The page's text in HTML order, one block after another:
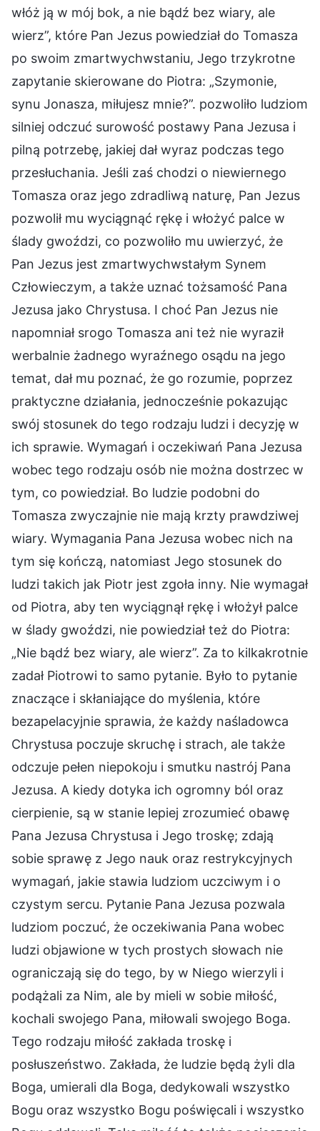
włóż ją w mój bok, a nie bądź bez wiary, ale
wierz”, które Pan Jezus powiedział do Tomasza
po swoim zmartwychwstaniu, Jego trzykrotne
zapytanie skierowane do Piotra: „Szymonie,
synu Jonasza, miłujesz mnie?”. pozwoliło ludziom
silniej odczuć surowość postawy Pana Jezusa i
pilną potrzebę, jakiej dał wyraz podczas tego
przesłuchania. Jeśli zaś chodzi o niewiernego
Tomasza oraz jego zdradliwą naturę, Pan Jezus
pozwolił mu wyciągnąć rękę i włożyć palce w
ślady gwoździ, co pozwoliło mu uwierzyć, że
Pan Jezus jest zmartwychwstałym Synem
Człowieczym, a także uznać tożsamość Pana
Jezusa jako Chrystusa. I choć Pan Jezus nie
napomniał srogo Tomasza ani też nie wyraził
werbalnie żadnego wyraźnego osądu na jego
temat, dał mu poznać, że go rozumie, poprzez
praktyczne działania, jednocześnie pokazując
swój stosunek do tego rodzaju ludzi i decyzję w
ich sprawie. Wymagań i oczekiwań Pana Jezusa
wobec tego rodzaju osób nie można dostrzec w
tym, co powiedział. Bo ludzie podobni do
Tomasza zwyczajnie nie mają krzty prawdziwej
wiary. Wymagania Pana Jezusa wobec nich na
tym się kończą, natomiast Jego stosunek do
ludzi takich jak Piotr jest zgoła inny. Nie wymagał
od Piotra, aby ten wyciągnął rękę i włożył palce
w ślady gwoździ, nie powiedział też do Piotra:
„Nie bądź bez wiary, ale wierz”. Za to kilkakrotnie
zadał Piotrowi to samo pytanie. Było to pytanie
znaczące i skłaniające do myślenia, które
bezapelacyjnie sprawia, że każdy naśladowca
Chrystusa poczuje skruchę i strach, ale także
odczuje pełen niepokoju i smutku nastrój Pana
Jezusa. A kiedy dotyka ich ogromny ból oraz
cierpienie, są w stanie lepiej zrozumieć obawę
Pana Jezusa Chrystusa i Jego troskę; zdają
sobie sprawę z Jego nauk oraz restrykcyjnych
wymagań, jakie stawia ludziom uczciwym i o
czystym sercu. Pytanie Pana Jezusa pozwala
ludziom poczuć, że oczekiwania Pana wobec
ludzi objawione w tych prostych słowach nie
ograniczają się do tego, by w Niego wierzyli i
podążali za Nim, ale by mieli w sobie miłość,
kochali swojego Pana, miłowali swojego Boga.
Tego rodzaju miłość zakłada troskę i
posłuszeństwo. Zakłada, że ludzie będą żyli dla
Boga, umierali dla Boga, dedykowali wszystko
Bogu oraz wszystko Bogu poświęcali i wszystko